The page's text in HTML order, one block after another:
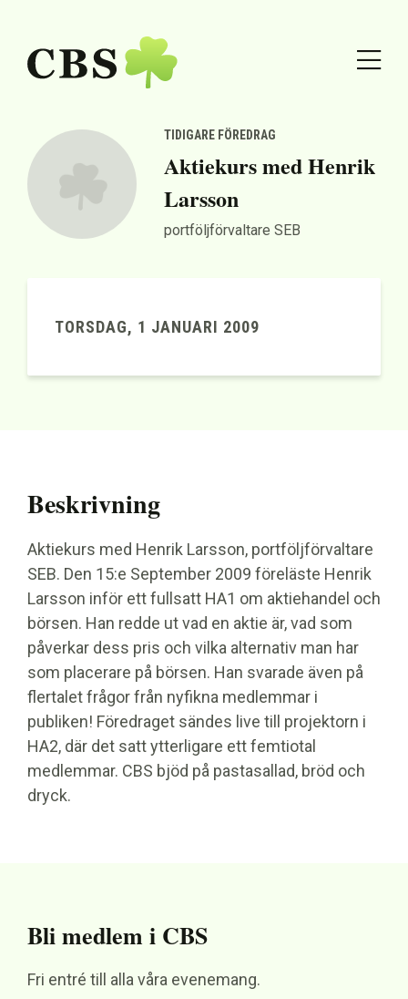
TIDIGARE FÖREDRAG
Aktiekurs med Henrik
Larsson
portföljförvaltare SEB
TORSDAG, 1 JANUARI 2009
Beskrivning
Aktiekurs med Henrik Larsson, portföljförvaltare
SEB. Den 15:e September 2009 föreläste Henrik
Larsson inför ett fullsatt HA1 om aktiehandel och
börsen. Han redde ut vad en aktie är, vad som
påverkar dess pris och vilka alternativ man har
som placerare på börsen. Han svarade även på
flertalet frågor från nyfikna medlemmar i
publiken! Föredraget sändes live till projektorn i
HA2, där det satt ytterligare ett femtiotal
medlemmar. CBS bjöd på pastasallad, bröd och
dryck.
Bli medlem i CBS
Fri entré till alla våra evenemang.